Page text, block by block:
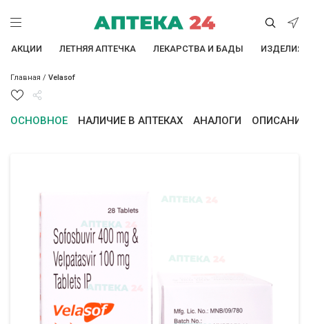
АКЦИИ ЛЕТНЯЯ АПТЕЧКА ЛЕКАРСТВА И БАДЫ ИЗДЕЛИЯ
Главная / Velasof
ОСНОВНОЕ НАЛИЧИЕ В АПТЕКАХ АНАЛОГИ ОПИСАНИЕ